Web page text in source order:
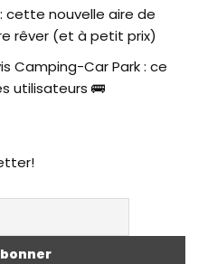
cette nouvelle aire de
rêver (et à petit prix)
Camping-Car Park : ce
utilisateurs 🚌